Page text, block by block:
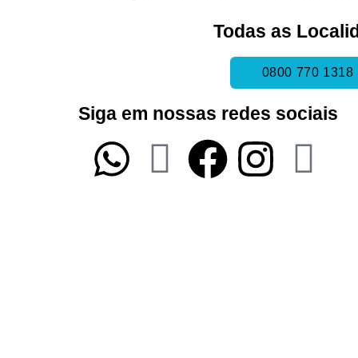
Todas as
0800 770 1318
Siga em nossas redes sociais